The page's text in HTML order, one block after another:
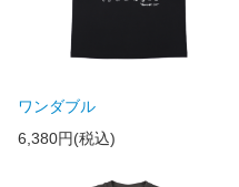
ワンダブル
6,380円(税込)